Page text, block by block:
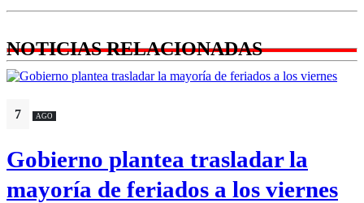
NOTICIAS RELACIONADAS
7 AGO
Gobierno plantea trasladar la
mayoría de feriados a los viernes